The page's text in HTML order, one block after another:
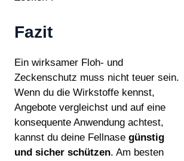
Fazit
Ein wirksamer Floh- und
Zeckenschutz muss nicht teuer sein.
Wenn du die Wirkstoffe kennst,
Angebote vergleichst und auf eine
konsequente Anwendung achtest,
kannst du deine Fellnase günstig
und sicher schützen. Am besten